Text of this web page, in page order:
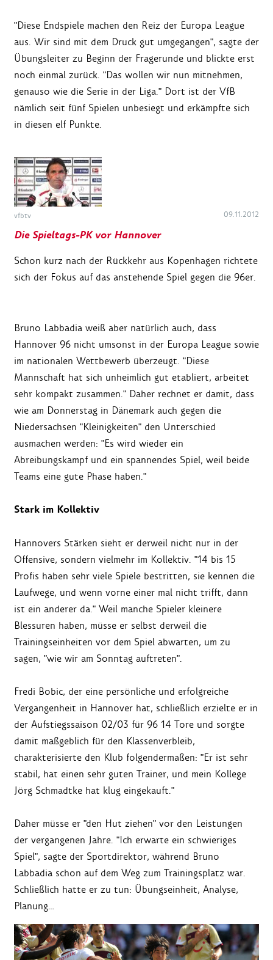
"Diese Endspiele machen den Reiz der Europa League
aus. Wir sind mit dem Druck gut umgegangen", sagte der
Übungsleiter zu Beginn der Fragerunde und blickte erst
noch einmal zurück. "Das wollen wir nun mitnehmen,
genauso wie die Serie in der Liga." Dort ist der VfB
nämlich seit fünf Spielen unbesiegt und erkämpfte sich
in diesen elf Punkte.
vfbtv 09.11.2012
Die Spieltags-PK vor Hannover
Schon kurz nach der Rückkehr aus Kopenhagen richtete
sich der Fokus auf das anstehende Spiel gegen die 96er.
Bruno Labbadia weiß aber natürlich auch, dass
Hannover 96 nicht umsonst in der Europa League sowie
im nationalen Wettbewerb überzeugt. "Diese
Mannschaft hat sich unheimlich gut etabliert, arbeitet
sehr kompakt zusammen." Daher rechnet er damit, dass
wie am Donnerstag in Dänemark auch gegen die
Niedersachsen "Kleinigkeiten" den Unterschied
ausmachen werden: "Es wird wieder ein
Abreibungskampf und ein spannendes Spiel, weil beide
Teams eine gute Phase haben."
Stark im Kollektiv
Hannovers Stärken sieht er derweil nicht nur in der
Offensive, sondern vielmehr im Kollektiv. "14 bis 15
Profis haben sehr viele Spiele bestritten, sie kennen die
Laufwege, und wenn vorne einer mal nicht trifft, dann
ist ein anderer da." Weil manche Spieler kleinere
Blessuren haben, müsse er selbst derweil die
Trainingseinheiten vor dem Spiel abwarten, um zu
sagen, "wie wir am Sonntag auftreten".
Fredi Bobic, der eine persönliche und erfolgreiche
Vergangenheit in Hannover hat, schließlich erzielte er in
der Aufstiegssaison 02/03 für 96 14 Tore und sorgte
damit maßgeblich für den Klassenverbleib,
charakterisierte den Klub folgendermaßen: "Er ist sehr
stabil, hat einen sehr guten Trainer, und mein Kollege
Jörg Schmadtke hat klug eingekauft."
Daher müsse er "den Hut ziehen" vor den Leistungen
der vergangenen Jahre. "Ich erwarte ein schwieriges
Spiel", sagte der Sportdirektor, während Bruno
Labbadia schon auf dem Weg zum Trainingsplatz war.
Schließlich hatte er zu tun: Übungseinheit, Analyse,
Planung…